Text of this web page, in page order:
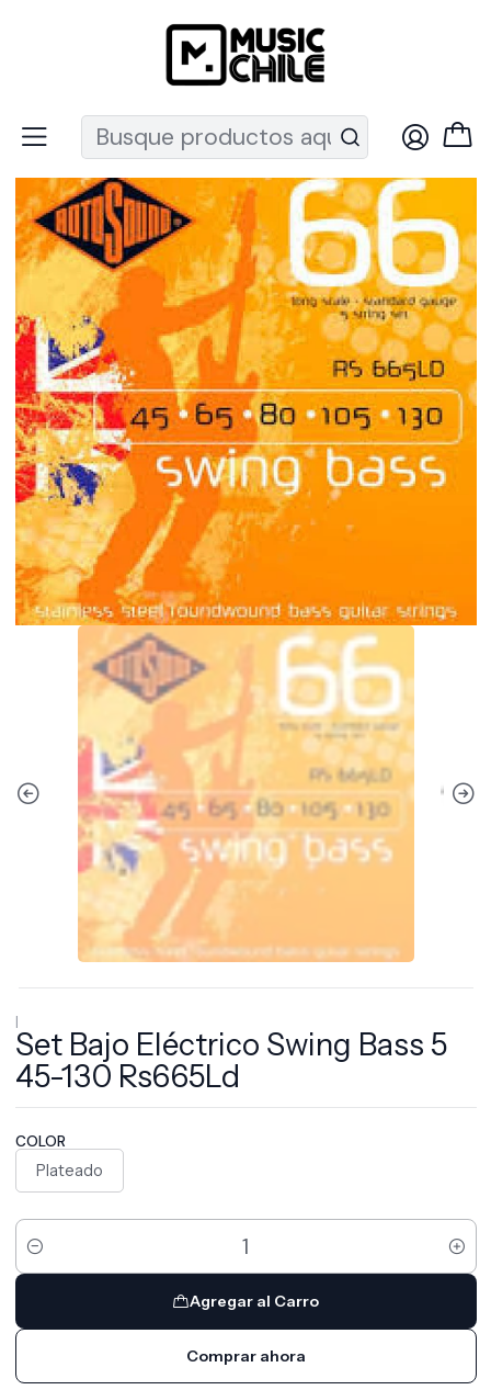
Recuerda que ahora nos puedes encontrar en el MUT
Instrumentos de Cuerda Bajos
|
Set Bajo Eléctrico Swing Bass 5
45-130 Rs665Ld
COLOR
Plateado
Cantidad
Agregar al Carro
Comprar ahora